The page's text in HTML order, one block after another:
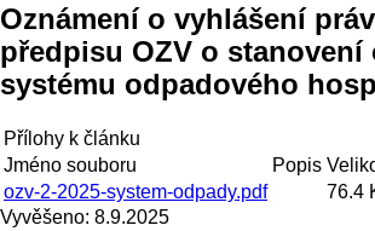
Oznámení o vyhlášení
předpisu OZV o stanovení
systému odpadového
Přílohy k článku
Jméno souboru
Popis
ozv-2-2025-system-odpady.pdf
76.4
Vyvěšeno: 8.9.2025